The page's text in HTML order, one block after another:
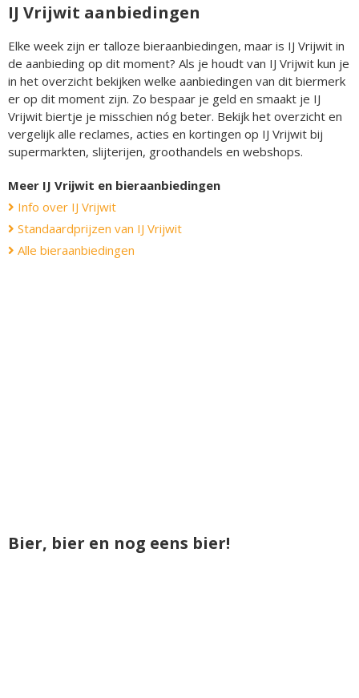
IJ Vrijwit aanbiedingen
Elke week zijn er talloze bieraanbiedingen, maar is IJ Vrijwit in
de aanbieding op dit moment? Als je houdt van IJ Vrijwit kun je
in het overzicht bekijken welke aanbiedingen van dit biermerk
er op dit moment zijn. Zo bespaar je geld en smaakt je IJ
Vrijwit biertje je misschien nóg beter. Bekijk het overzicht en
vergelijk alle reclames, acties en kortingen op IJ Vrijwit bij
supermarkten, slijterijen, groothandels en webshops.
Meer IJ Vrijwit en bieraanbiedingen
Info over IJ Vrijwit
Standaardprijzen van IJ Vrijwit
Alle bieraanbiedingen
Bier, bier en nog eens bier!